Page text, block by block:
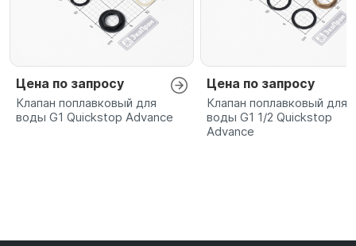
Цена по запросу
Клапан поплавковый для
воды G1 Quickstop Advance
Цена по запросу
Клапан поплавковый для
воды G1 1/2 Quickstop
Advance